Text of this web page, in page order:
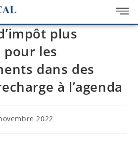
plus
les
dans des
à l’agenda
2022